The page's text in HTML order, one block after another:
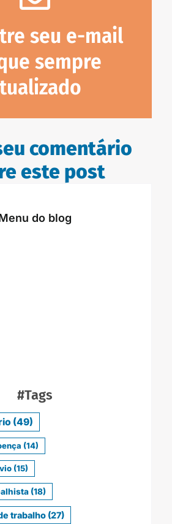
seu e-mail
sempre
comentário
este post
do blog
#Tags
(49)
(14)
(15)
(18)
trabalho(27)